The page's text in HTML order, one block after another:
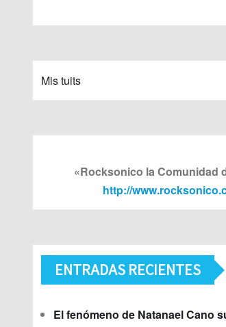
Mis tuits
«Rocksonico la Comunidad
http://
ENTRADAS RECIENTES
El fenómeno de Natanael Cano